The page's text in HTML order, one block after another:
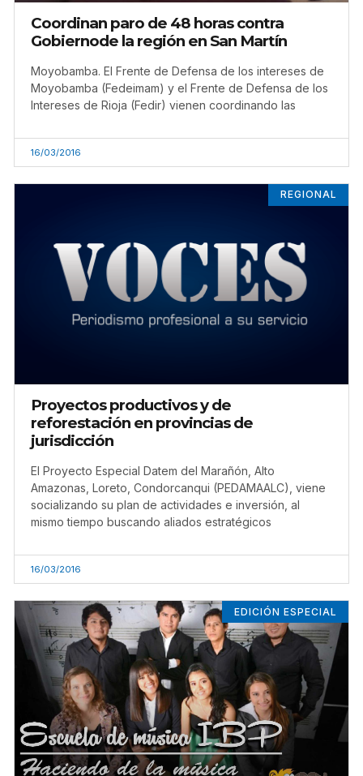
Coordinan paro de 48 horas contra
Gobiernode la región en San Martín
Moyobamba. El Frente de Defensa de los intereses de
Moyobamba (Fedeimam) y el Frente de Defensa de los
Intereses de Rioja (Fedir) vienen coordinando las
16/03/2016
REGIONAL
Proyectos productivos y de
reforestación en provincias de
jurisdicción
El Proyecto Especial Datem del Marañón, Alto
Amazonas, Loreto, Condorcanqui (PEDAMAALC), viene
socializando su plan de actividades e inversión, al
mismo tiempo buscando aliados estratégicos
16/03/2016
EDICIÓN ESPECIAL